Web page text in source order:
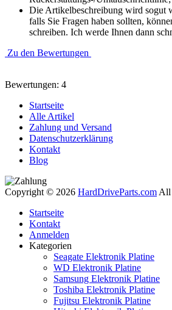
Die Artikelbeschreibung wird sogut
falls Sie Fragen haben sollten,
schreiben. Ich werde Ihnen dann
Zu den Bewertungen
Bewertungen: 4
Startseite
Alle Artikel
Zahlung und Versand
Datenschutzerklärung
Kontakt
Blog
Copyright © 2026 HardDriveParts.com All
Startseite
Kontakt
Anmelden
Kategorien
Seagate Elektronik Platine
WD Elektronik Platine
Samsung Elektronik Platine
Toshiba Elektronik Platine
Fujitsu Elektronik Platine